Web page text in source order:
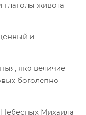
глаголы живота
и
яко величие
боголепно
Небесных Михаила